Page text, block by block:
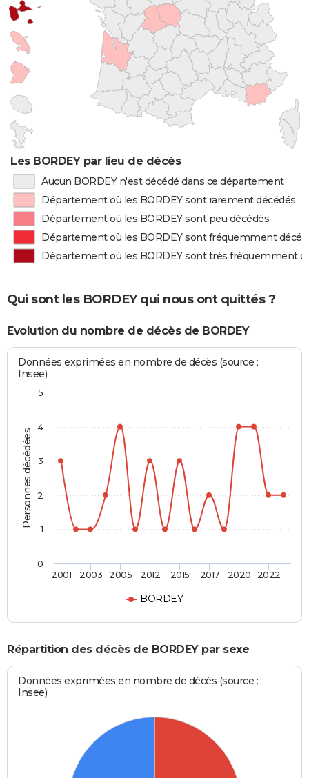
Les BORDEY par lieu de décès
Aucun BORDEY n'est décédé dans ce département
Département où les BORDEY sont rarement décédés
Département où les BORDEY sont peu décédés
Département où les BORDEY sont fréquemment
Département où les BORDEY sont très fréquemment
Qui sont les BORDEY qui nous ont quittés ?
Evolution du nombre de décès de BORDEY
Personnes décédées
Données exprimées en nombre de décès (source :
Insee)
BORDEY
2001 2003 2005 2012 2015 2017 2020 2022
0
1
2
3
4
5
Répartition des décès de BORDEY par sexe
Données exprimées en nombre de décès (source :
Insee)